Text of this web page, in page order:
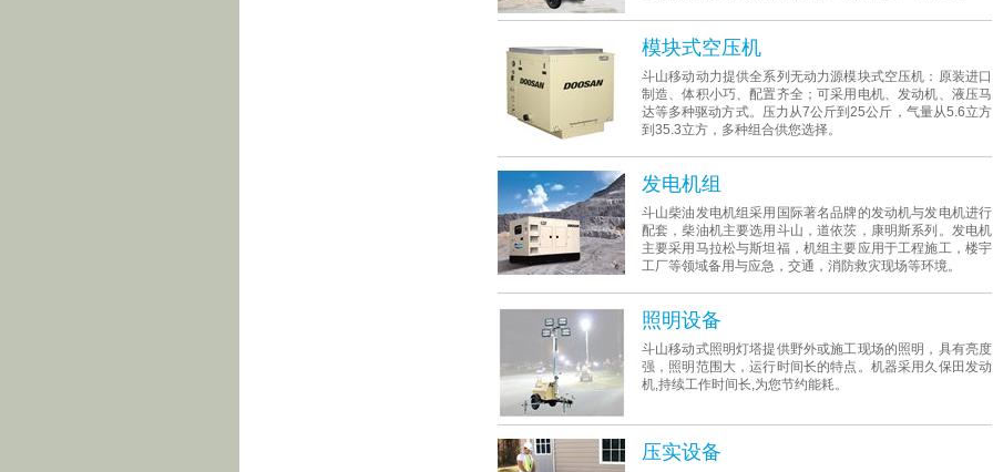
模块式空压机
斗山移动动力提供全系列无动力源模块式空压机：原装进口
制造、体积小巧、配置齐全；可采用电机、发动机、液压马
达等多种驱动方式。压力从7公斤到25公斤，气量从5.6立方
到35.3立方，多种组合供您选择。
发电机组
斗山柴油发电机组采用国际著名品牌的发动机与发电机进行
配套，柴油机主要选用斗山，道依茨，康明斯系列。发电机
主要采用马拉松与斯坦福，机组主要应用于工程施工，楼宇
工厂等领域备用与应急，交通，消防救灾现场等环境。
照明设备
斗山移动式照明灯塔提供野外或施工现场的照明，具有亮度
强，照明范围大，运行时间长的特点。机器采用久保田发动
机,持续工作时间长,为您节约能耗。
压实设备